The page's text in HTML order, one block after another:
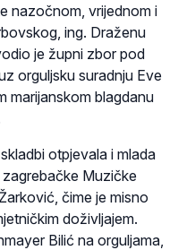
nazočnom, vrijednom i
ing. Draženu
je župni zbor pod
orguljsku suradnju Eve
marijanskom blagdanu
otpjevala i mlada
Muzičke
čime je misno
doživljajem.
Bilić na orguljama,